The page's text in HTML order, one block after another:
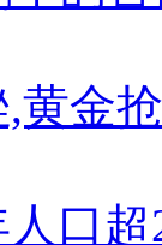
黄金
口超